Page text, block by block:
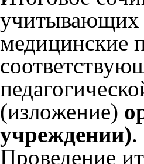
учитывающих
медицинские
(изложение)
учреждении).
Проведение